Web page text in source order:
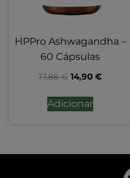
HPPro Ashwagandha –
60 Cápsulas
17,88€ 14,90 €
Adicionar